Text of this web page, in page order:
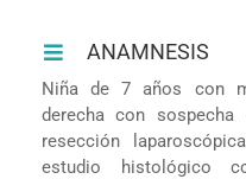
ANAMNESIS
Niña de 7 años con
derecha con sospecha
resección
estudio histológico